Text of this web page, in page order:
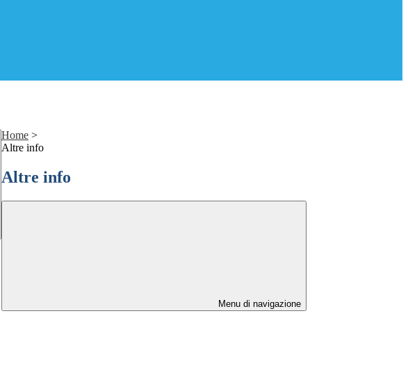
Home >
Altre info
Altre info
Menu di navigazione